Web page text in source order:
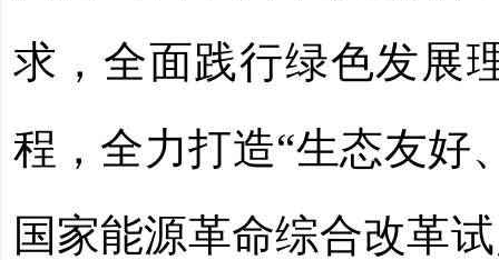
求，全面践行绿色发展
程，全力打造“生态友
国家能源革命综合改革